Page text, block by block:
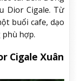
Dior Cigale. Từ
buổi cafe, dạo
phù hợp.
Cigale Xuân